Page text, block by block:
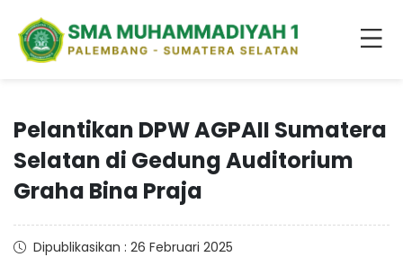
Pelantikan DPW AGPAII Sumatera
Selatan di Gedung Auditorium
Graha Bina Praja
Dipublikasikan : 26 Februari 2025